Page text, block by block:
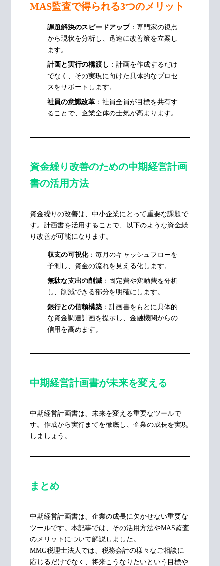
MAS監査で得られる3つのメリット
課題解決のスピードアップ：専門家の視点
から現状を分析し、迅速に改善策を立案し
ます。
計画と実行の橋渡し ：計画を作成するだけ
でなく、その実現に向けた具体的なプロセ
スをサポートします。
社員の意識改革：社員全員が目標を共有す
ることで、企業全体の士気が高まります。
資金繰り改善のための中期経営計画
書の活用方法
資金繰りの改善は、中小企業にとって重要な課題で
す。計画書を活用することで、以下のような資金繰
り改善が可能になります。
収支の可視化：毎月のキャッシュフローを
予測し、資金の流れを見える化します。
無駄な支出の削減：固定費や変動費を分析
し、削減できる部分を明確にします。
銀行との信頼構築：計画書をもとに具体的
な資金調達計画を提示し、金融機関からの
信用を高めます。
中期経営計画書が未来を変える
中期経営計画書は、未来を変える重要なツールで
す。作成から実行までを徹底し、企業の成長を実現
しましょう。
まとめ
中期経営計画書は、企業の成長に欠かせない重要な
ツールです。本記事では、その活用方法やMAS監査
のメリットについて解説しました。
MMG税理士法人では、税務会計の様々なご相談に
応じるだけでなく、将来こうなりたいという目標や